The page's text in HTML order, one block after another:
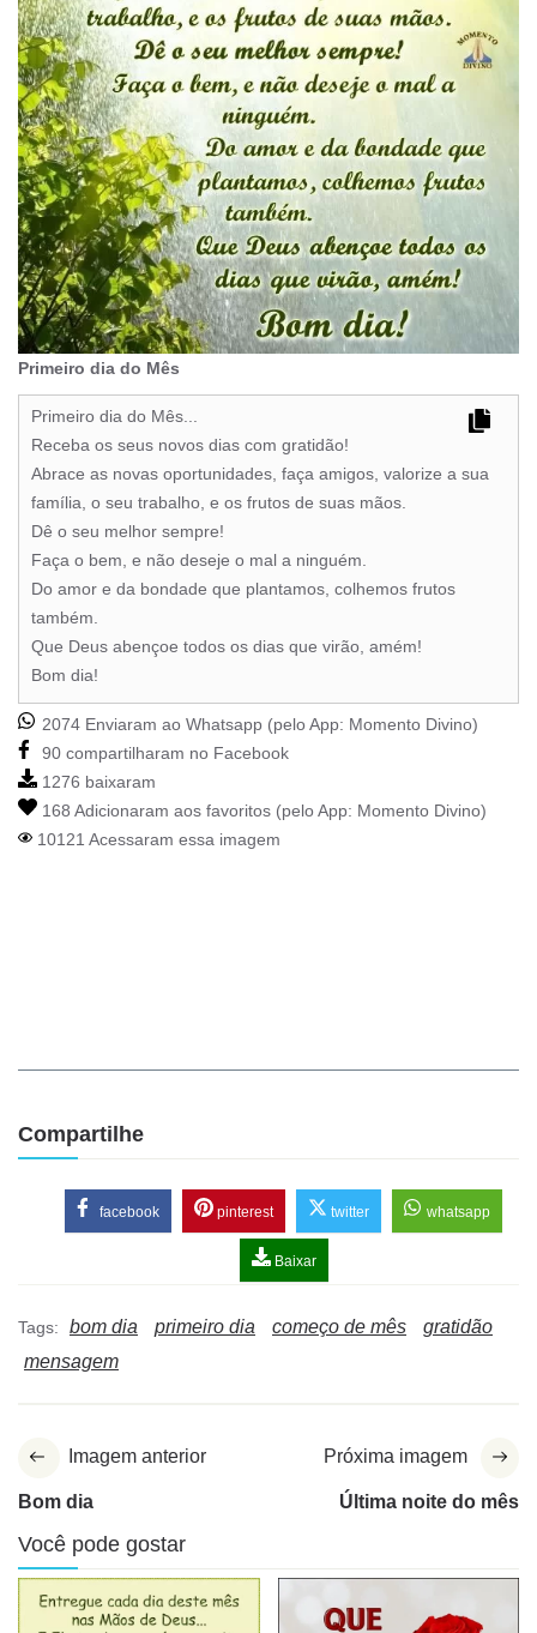
Primeiro dia do Mês
Primeiro dia do Mês...
Receba os seus novos dias com gratidão!
Abrace as novas oportunidades, faça amigos, valorize a sua
família, o seu trabalho, e os frutos de suas mãos.
Dê o seu melhor sempre!
Faça o bem, e não deseje o mal a ninguém.
Do amor e da bondade que plantamos, colhemos frutos
também.
Que Deus abençoe todos os dias que virão, amém!
Bom dia!
2074 Enviaram ao Whatsapp (pelo App: Momento Divino)
90 compartilharam no Facebook
1276 baixaram
168 Adicionaram aos favoritos (pelo App: Momento Divino)
10121 Acessaram essa imagem
Compartilhe
facebook pinterest twitter whatsapp
Baixar
Tags: bom dia primeiro dia começo de mês
gratidão
mensagem
Imagem anterior
Bom dia
Próxima imagem
Última noite do mês
Você pode gostar